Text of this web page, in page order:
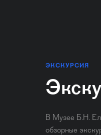
ЭКСКУРСИЯ
В Музее Б.Н.
обзорные